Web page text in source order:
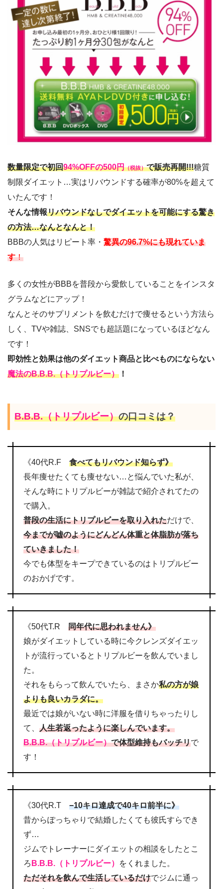
数量限定で初回94%OFFの500円（税抜）で販売再開!!!糖質
制限ダイエット…実はリバウンドする確率が80%を超えて
いたんです！
そんな情報リバウンドなしでダイエットを可能にする驚き
の方法…なんとなんと！
BBBの人気はリピート率・ 驚異の96.7%にも現れていま
す！
多くの女性がBBBを普段から愛飲していることをインスタ
グラムなどにアップ！
なんとそのサプリメントを飲むだけで痩せるという方法ら
しく、TVや雑誌、SNSでも超話題になっているほどなん
です！
即効性と効果は他のダイエット商品と比べものにならない
魔法のB.B.B.（トリプルビー） ！
B.B.B.（トリプルビー）の口コミは？
《40代R.F 食べてもリバウンド知らず》
長年痩せたくても痩せない…と悩んでいた私が、
そんな時にトリプルビーが雑誌で紹介されてたの
で購入。
普段の生活にトリプルビーを取り入れただけで、
今までが嘘のようにどんどん体重と体脂肪が落ち
ていきました！
今でも体型をキープできているのはトリプルビー
のおかげです。
《50代T.R 同年代に思われません》
娘がダイエットしている時に今クレンズダイエッ
トが流行っているとトリプルビーを飲んでいまし
た。
それをもらって飲んでいたら、まさか私の方が娘
よりも良いカラダに。
最近では娘がいない時に洋服を借りちゃったりし
て、 人生若返ったように楽しんでいます。
B.B.B.（トリプルビー）で体型維持もバッチリで
す！
《30代R.T −10キロ達成で40キロ前半に》
昔からぽっちゃりで結婚したくても彼氏すらでき
ず…
ジムでトレーナーにダイエットの相談をしたとこ
ろ B.B.B.（トリプルビー）
をくれました。
ただそれを飲んで生活しているだけでジムに通っ